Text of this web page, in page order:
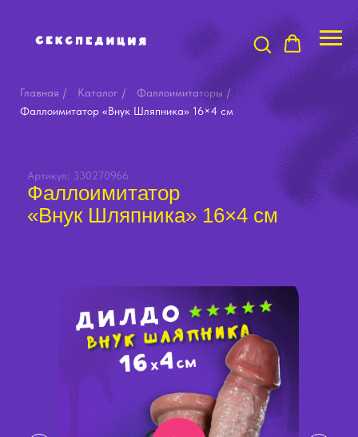
Главная / Каталог / Фаллоимитаторы /
Фаллоимитатор «Внук Шляпника» 16×4 см
Артикул: 330270966
Фаллоимитатор
«Внук Шляпника» 16×4 см